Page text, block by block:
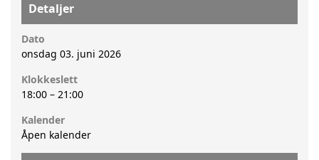
Detaljer
Dato
onsdag 03. juni 2026
Klokkeslett
18:00 – 21:00
Kalender
Åpen kalender